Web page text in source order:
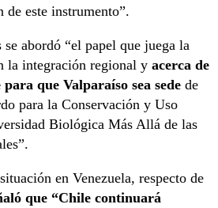
de este instrumento”.
abordó “el papel que juega la
la integración regional y acerca de
que Valparaíso sea sede de
para la Conservación y Uso
Biológica Más Allá de las
en Venezuela, respecto de
que “Chile continuará